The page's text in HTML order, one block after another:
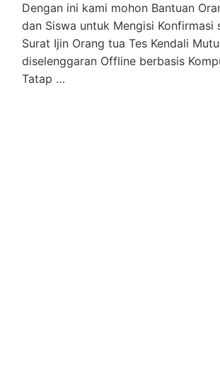
Dengan ini kami mohon Bantuan
dan Siswa untuk Mengisi Konfirmasi
Surat Ijin Orang tua Tes Kendali
diselenggaran Offline berbasis
Tatap …